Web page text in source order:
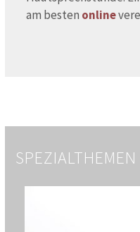
am besten online
SPEZIALTHEMEN